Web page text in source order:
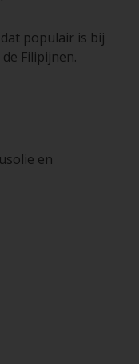
populair is bij
Filipijnen.
en